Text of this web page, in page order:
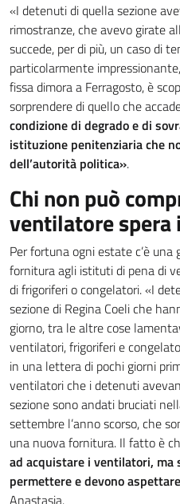
«I detenuti di quella sezione
rimostranze, che avevo girate
succede, per di più, un caso di
particolarmente
fissa dimora a Ferragosto, è
sorprendere di quello che
condizione di degrado e di
istituzione penitenziaria che
dell’autorità politica».
Chi non può
ventilatore spera
Per fortuna ogni estate c’è una
fornitura agli istituti di pena di
di frigoriferi o congelatori. «I
sezione di Regina Coeli che
giorno, tra le altre cose
ventilatori, frigoriferi e
in una lettera di pochi giorni
ventilatori che i detenuti
sezione sono andati bruciati
settembre l’anno scorso, che
una nuova fornitura. Il fatto è
ad acquistare i ventilatori, ma
permettere e devono
Anastasia.